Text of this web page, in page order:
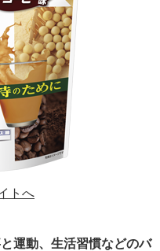
トへ
運動、生活習慣などのバ